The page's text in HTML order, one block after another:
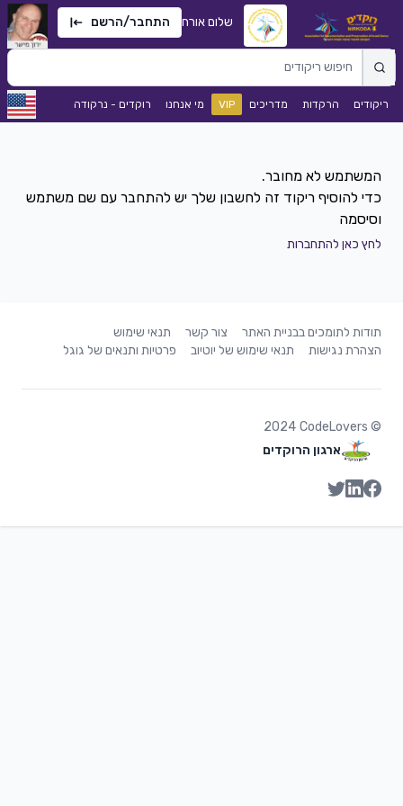
שלום אורח התחבר/הרשם
ריקודים הרקדות מדריכים VIP מי אנחנו רוקדים - נרקודה
כדי להוסיף ריקוד זה לחשבון שלך יש להתחבר עם שם משתמש
וסיסמה
לחץ כאן להתחברות
תודות לתומכים בבניית האתר צור קשר
תנאי שימוש
הצהרת נגישות
תנאי שימוש של יוטיוב פרטיות ותנאים של גוגל
©
2024 CodeLovers
ארגון הרוקדים